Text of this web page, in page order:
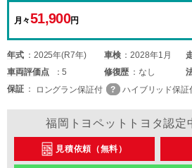
月々51,900円
年式 2025年(R7年) 車検 2028年1月
車両評価点 5 修復歴 なし
保証
ロングラン保証付 ハイブリッド保証
福岡トヨペットトヨタ認
見積依頼（無料）